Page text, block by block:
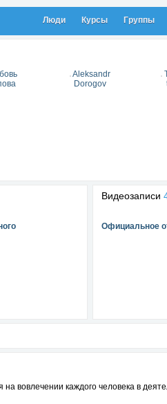
Люди Курсы Группы
Aleksandr
Dorogov
Видеозаписи
Официальное
каждого человека в